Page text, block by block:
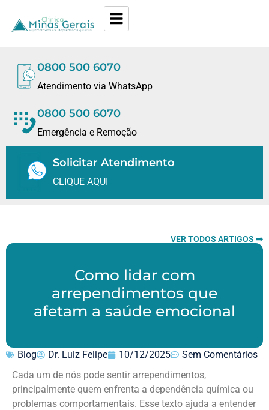
0800 500 6070
Atendimento via WhatsApp
0800 500 6070
Emergência e Remoção
Solicitar Atendimento
CLIQUE AQUI
VER TODOS ARTIGOS ➡
Como lidar com
arrependimentos que
afetam a saúde emocional
Blog Dr. Luiz Felipe 10/12/2025
Sem Comentários
Cada um de nós pode sentir arrependimentos,
principalmente quem enfrenta a dependência química ou
problemas comportamentais. Esse texto ajuda a entender